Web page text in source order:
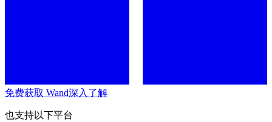
免费获取 Wand深入了解
也支持以下平台